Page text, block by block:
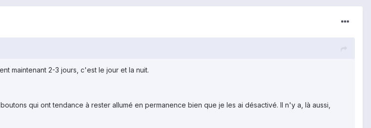
maintenant 2-3 jours, c'est le jour et la nuit.
qui ont tendance à rester allumé en permanence bien que je les ai désactivé. Il n'y a, là aussi,